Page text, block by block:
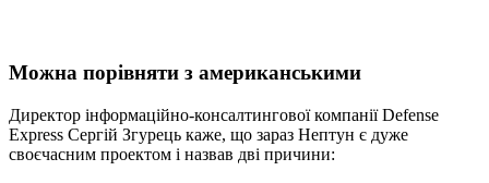
Можна порівняти з американськими
Директор інформаційно-консалтингової компанії Defense
Express Сергій Згурець каже, що зараз Нептун є дуже
своєчасним проектом і назвав дві причини: